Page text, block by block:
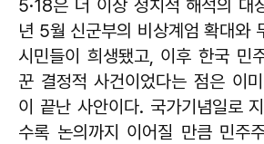
5·18은 더 이상 정치적 해석의
년 5월 신군부의 비상계엄 확대와
시민들이 희생됐고, 이후 한국 민
꾼 결정적 사건이었다는 점은 이
이 끝난 사안이다. 국가기념일로
수록 논의까지 이어질 만큼 민주